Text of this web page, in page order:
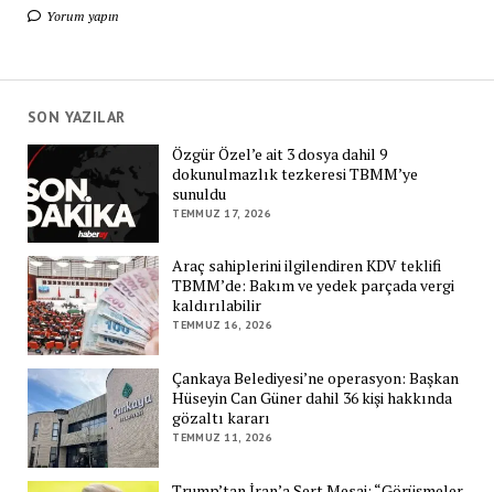
Yorum yapın
SON YAZILAR
Özgür Özel’e ait 3 dosya dahil 9
dokunulmazlık tezkeresi TBMM’ye
sunuldu
TEMMUZ 17, 2026
Araç sahiplerini ilgilendiren KDV teklifi
TBMM’de: Bakım ve yedek parçada vergi
kaldırılabilir
TEMMUZ 16, 2026
Çankaya Belediyesi’ne operasyon: Başkan
Hüseyin Can Güner dahil 36 kişi hakkında
gözaltı kararı
TEMMUZ 11, 2026